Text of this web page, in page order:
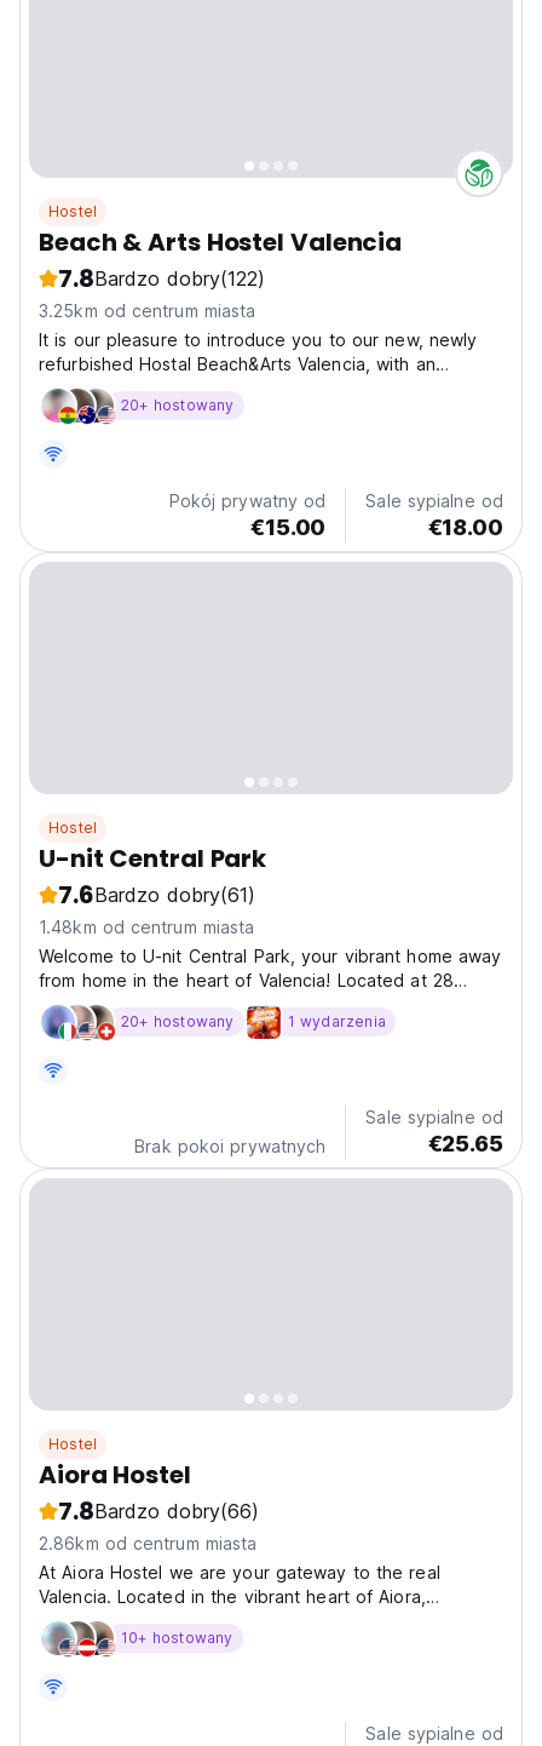
Hostel
Beach & Arts Hostel Valencia
7.8Bardzo dobry(122)
3.25km od centrum miasta
It is our pleasure to introduce you to our new, newly
refurbished Hostal Beach&Arts Valencia, with an
exceptional location in Valencia, one of the most
vibrant and welcoming cities in Spain. We would like to
20+ hostowany
Pokój prywatny od
€15.00
Sale sypialne od
€18.00
Hostel
U-nit Central Park
7.6Bardzo dobry(61)
1.48km od centrum miasta
Welcome to U-nit Central Park, your vibrant home away
from home in the heart of Valencia! Located at 28
Avinguda d'Ausiàs March, our hostel is the perfect base
for exploring all that this amazing city has to offer. U-
20+ hostowany 1 wydarzenia
Brak pokoi prywatnych
Sale sypialne od
€25.65
Hostel
Aiora Hostel
7.8Bardzo dobry(66)
2.86km od centrum miasta
At Aiora Hostel we are your gateway to the real
Valencia. Located in the vibrant heart of Aiora,
Valencia, we offer a mix of comfort, hospitality and fun.
Our hostel is the perfect meeting point for travellers
10+ hostowany
Sale sypialne od